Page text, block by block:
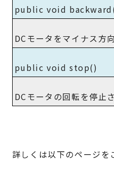
public void
DCモータをマイナス方
public void stop()
DCモータの回転を停止
詳しくは以下のページを